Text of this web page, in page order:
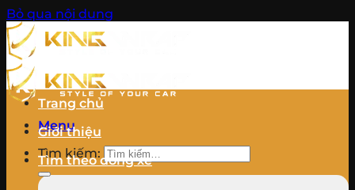
Bỏ qua nội dung
Menu
Tìm kiếm:
Trang chủ
Giới thiệu
Tìm theo dòng xe